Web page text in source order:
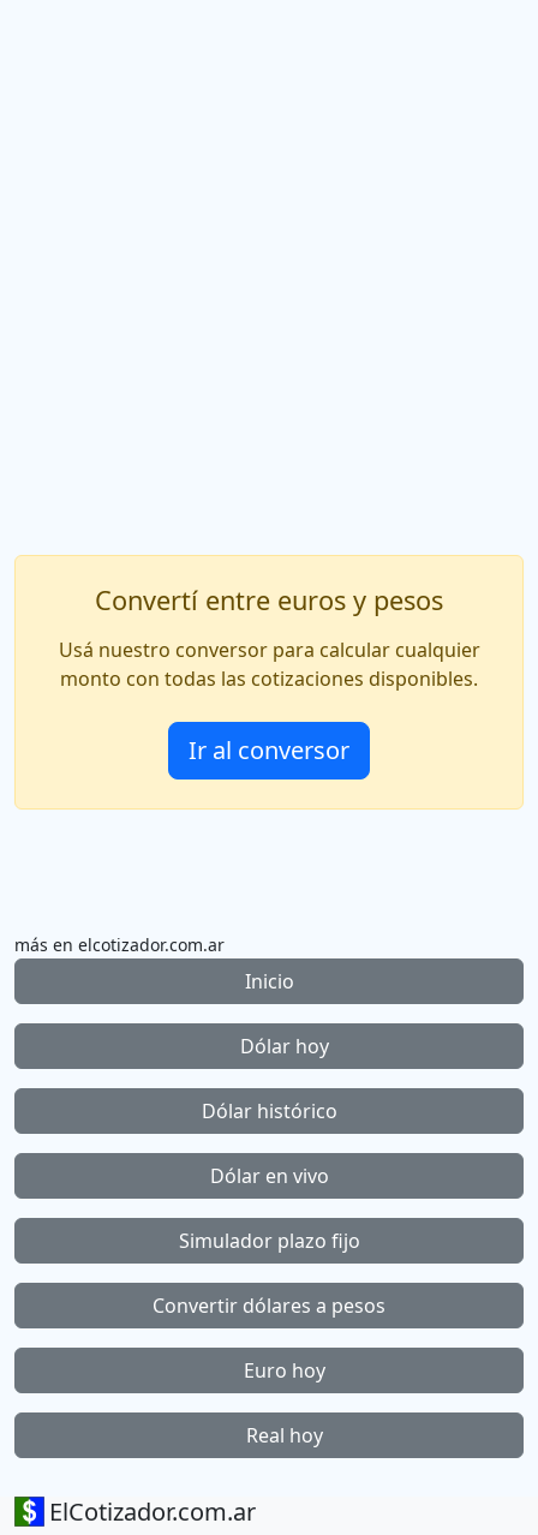
Convertí entre euros y pesos
Usá nuestro conversor para calcular cualquier
monto con todas las cotizaciones disponibles.
Ir al conversor
más en elcotizador.com.ar
Inicio
Dólar hoy
Dólar histórico
Dólar en vivo
Simulador plazo fijo
Convertir dólares a pesos
Euro hoy
Real hoy
ElCotizador.com.ar